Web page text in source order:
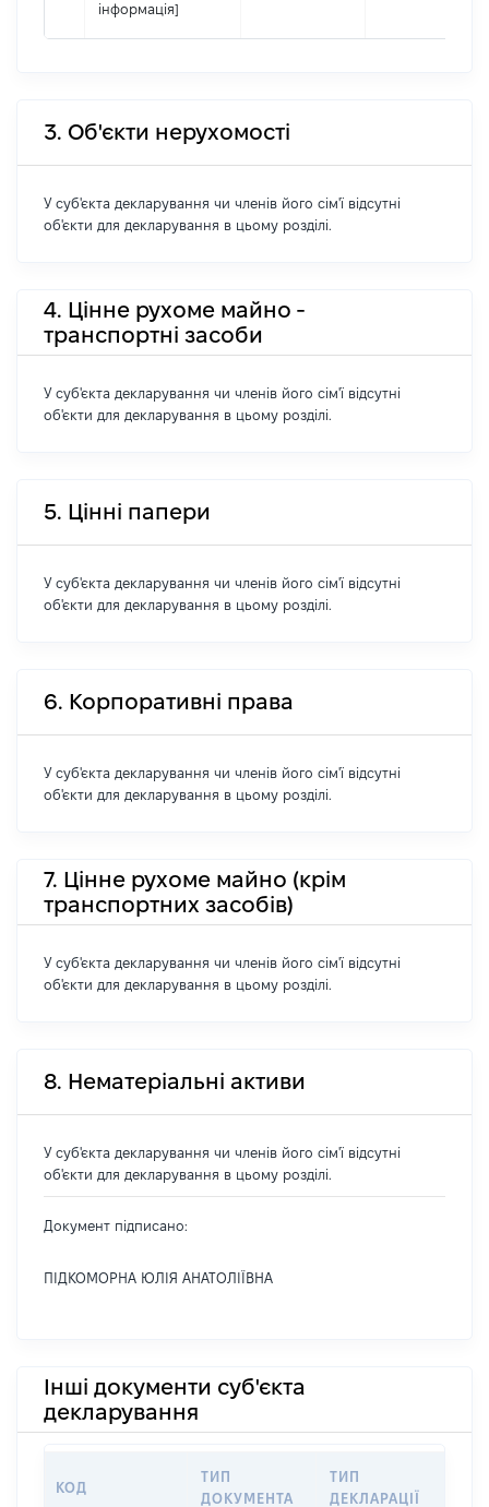
інформація]
3. Об'єкти нерухомості
У суб'єкта декларування чи членів його сім'ї відсутні
об'єкти для декларування в цьому розділі.
4. Цінне рухоме майно -
транспортні засоби
У суб'єкта декларування чи членів його сім'ї відсутні
об'єкти для декларування в цьому розділі.
5. Цінні папери
У суб'єкта декларування чи членів його сім'ї відсутні
об'єкти для декларування в цьому розділі.
6. Корпоративні права
У суб'єкта декларування чи членів його сім'ї відсутні
об'єкти для декларування в цьому розділі.
7. Цінне рухоме майно (крім
транспортних засобів)
У суб'єкта декларування чи членів його сім'ї відсутні
об'єкти для декларування в цьому розділі.
8. Нематеріальні активи
У суб'єкта декларування чи членів його сім'ї відсутні
об'єкти для декларування в цьому розділі.
Документ підписано:
ПІДКОМОРНА ЮЛІЯ АНАТОЛІЇВНА
Інші документи суб'єкта
декларування
КОД
ТИП
ДОКУМЕНТА
ТИП
ДЕКЛАРАЦІЇ